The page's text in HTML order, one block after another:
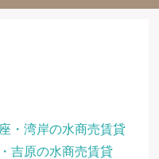
・湾岸の水商売賃貸
・吉原の水商売賃貸